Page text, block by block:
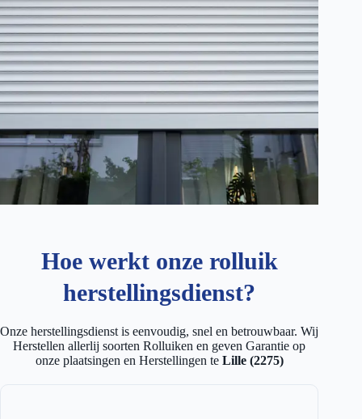
Hoe werkt onze rolluik
herstellingsdienst?
Onze herstellingsdienst is eenvoudig, snel en betrouwbaar. Wij
Herstellen allerlij soorten Rolluiken en geven Garantie op
onze plaatsingen en Herstellingen te Lille (2275)